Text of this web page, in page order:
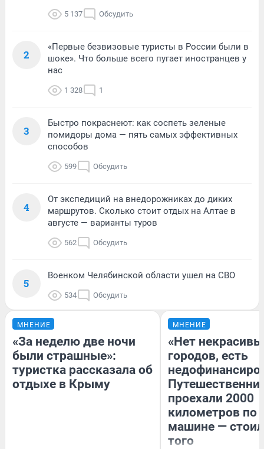
5 137 Обсудить
2
«Первые безвизовые туристы в России были в
шоке». Что больше всего пугает иностранцев у
нас
1 328 1
3
Быстро покраснеют: как соспеть зеленые
помидоры дома — пять самых эффективных
способов
599 Обсудить
4
От экспедиций на внедорожниках до диких
маршрутов. Сколько стоит отдых на Алтае в
августе — варианты туров
562 Обсудить
5
Военком Челябинской области ушел на СВО
534 Обсудить
МНЕНИЕ
«За неделю две ночи
были страшные»:
туристка рассказала об
отдыхе в Крыму
МНЕНИЕ
«Нет
городов, есть
проехали 2000
километров по
машине —
того